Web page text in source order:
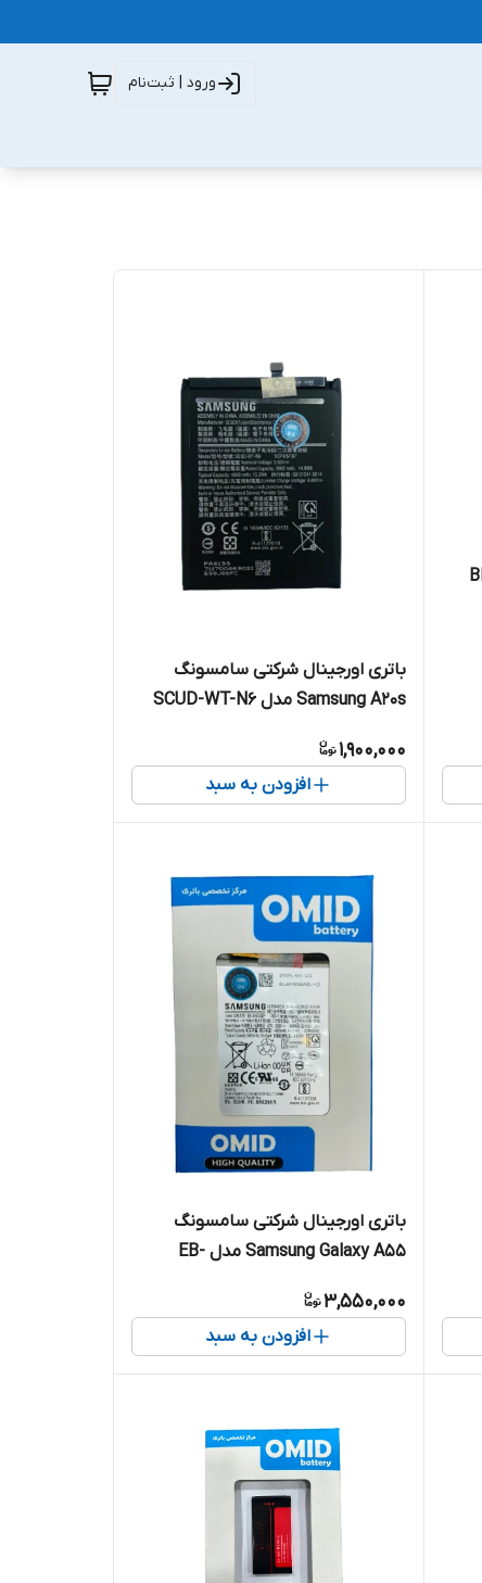
ورود | ثبت‌نام
باتری اورجینال شرکتی سامسونگ
Samsung A20s مدل SCUD-WT-N6
1,900,000
افزودن به سبد
باتری اورجینال شرکتی سامسونگ
Samsung Galaxy A55 مدل EB-
3,550,000
افزودن به سبد